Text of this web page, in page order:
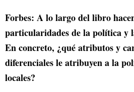
Forbes: A lo largo del libro
particularidades de la política y
En concreto, ¿qué atributos y
diferenciales le atribuyen a la
locales?